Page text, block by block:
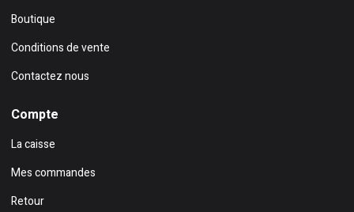
Boutique
Conditions de vente
Contactez nous
Compte
La caisse
Mes commandes
Retour